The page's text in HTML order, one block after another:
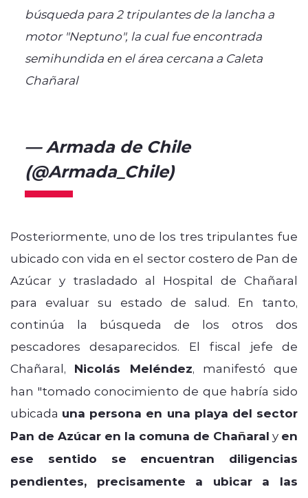
búsqueda para 2 tripulantes de la lancha a
motor "Neptuno", la cual fue encontrada
semihundida en el área cercana a Caleta
Chañaral#ArmadaPorChile
— Armada de Chile
(@Armada_Chile)
Posteriormente, uno de los tres tripulantes fue
ubicado con vida en el sector costero de Pan de
Azúcar y trasladado al Hospital de Chañaral
para evaluar su estado de salud. En tanto,
continúa la búsqueda de los otros dos
pescadores desaparecidos. El fiscal jefe de
Chañaral, Nicolás Meléndez, manifestó que
han "tomado conocimiento de que habría sido
ubicada una persona en una playa del sector
Pan de Azúcar en la comuna de Chañaral y en
ese sentido se encuentran diligencias
pendientes, precisamente a ubicar a las